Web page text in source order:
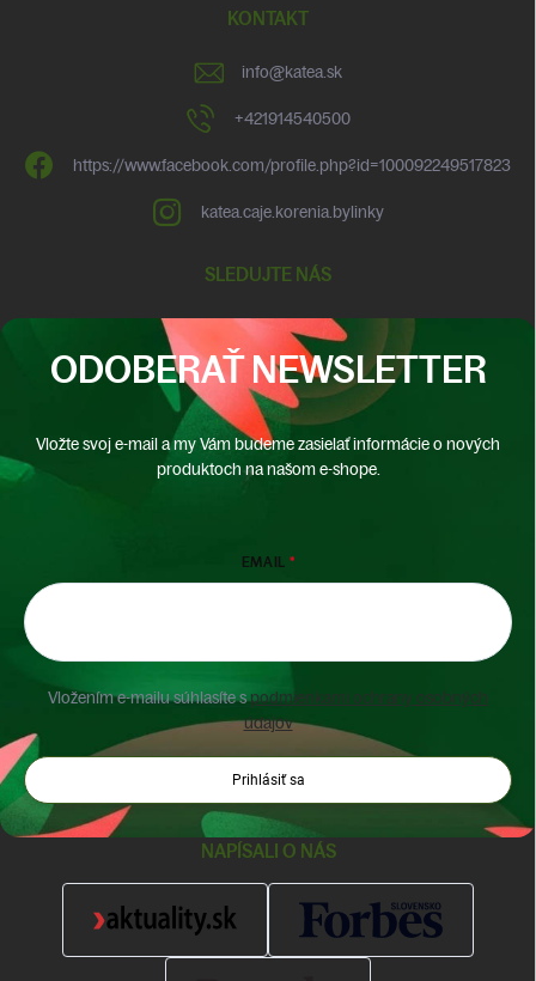
KONTAKT
info@katea.sk
+421914540500
https://www.facebook.com/profile.php?id=100092249517823
katea.caje.korenia.bylinky
SLEDUJTE NÁS
ODOBERAŤ NEWSLETTER
Vložte svoj e-mail a my Vám budeme zasielať informácie o nových
produktoch na našom e-shope.
EMAIL
Vložením e-mailu súhlasíte spodmienkami ochrany osobných
údajov
Prihlásiť sa
NAPÍSALI O NÁS